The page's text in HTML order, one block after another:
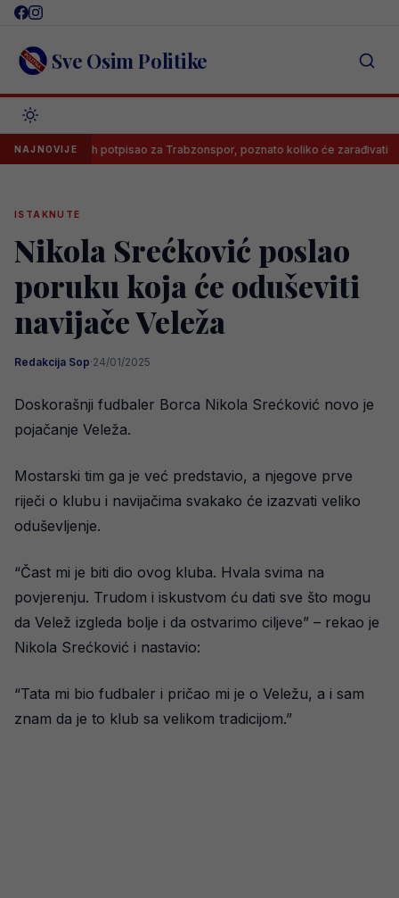
Skip
content Sve Osim Politike
NAJNOVIJE
potpisao za Trabzonspor, poznato koliko će zarađivati
ISTAKNUTE
Nikola Srećković poslao
poruku koja će oduševiti
navijače Veleža
Redakcija Sop·24/01/2025
Doskorašnji fudbaler Borca Nikola Srećković novo je
pojačanje Veleža.
Mostarski tim ga je već predstavio, a njegove prve
riječi o klubu i navijačima svakako će izazvati veliko
oduševljenje.
“Čast mi je biti dio ovog kluba. Hvala svima na
povjerenju. Trudom i iskustvom ću dati sve što mogu
da Velež izgleda bolje i da ostvarimo ciljeve” – rekao je
Nikola Srećković i nastavio:
“Tata mi bio fudbaler i pričao mi je o Veležu, a i sam
znam da je to klub sa velikom tradicijom.”